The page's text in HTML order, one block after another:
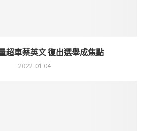
超車蔡英文 復出選舉成焦點
2022-01-04